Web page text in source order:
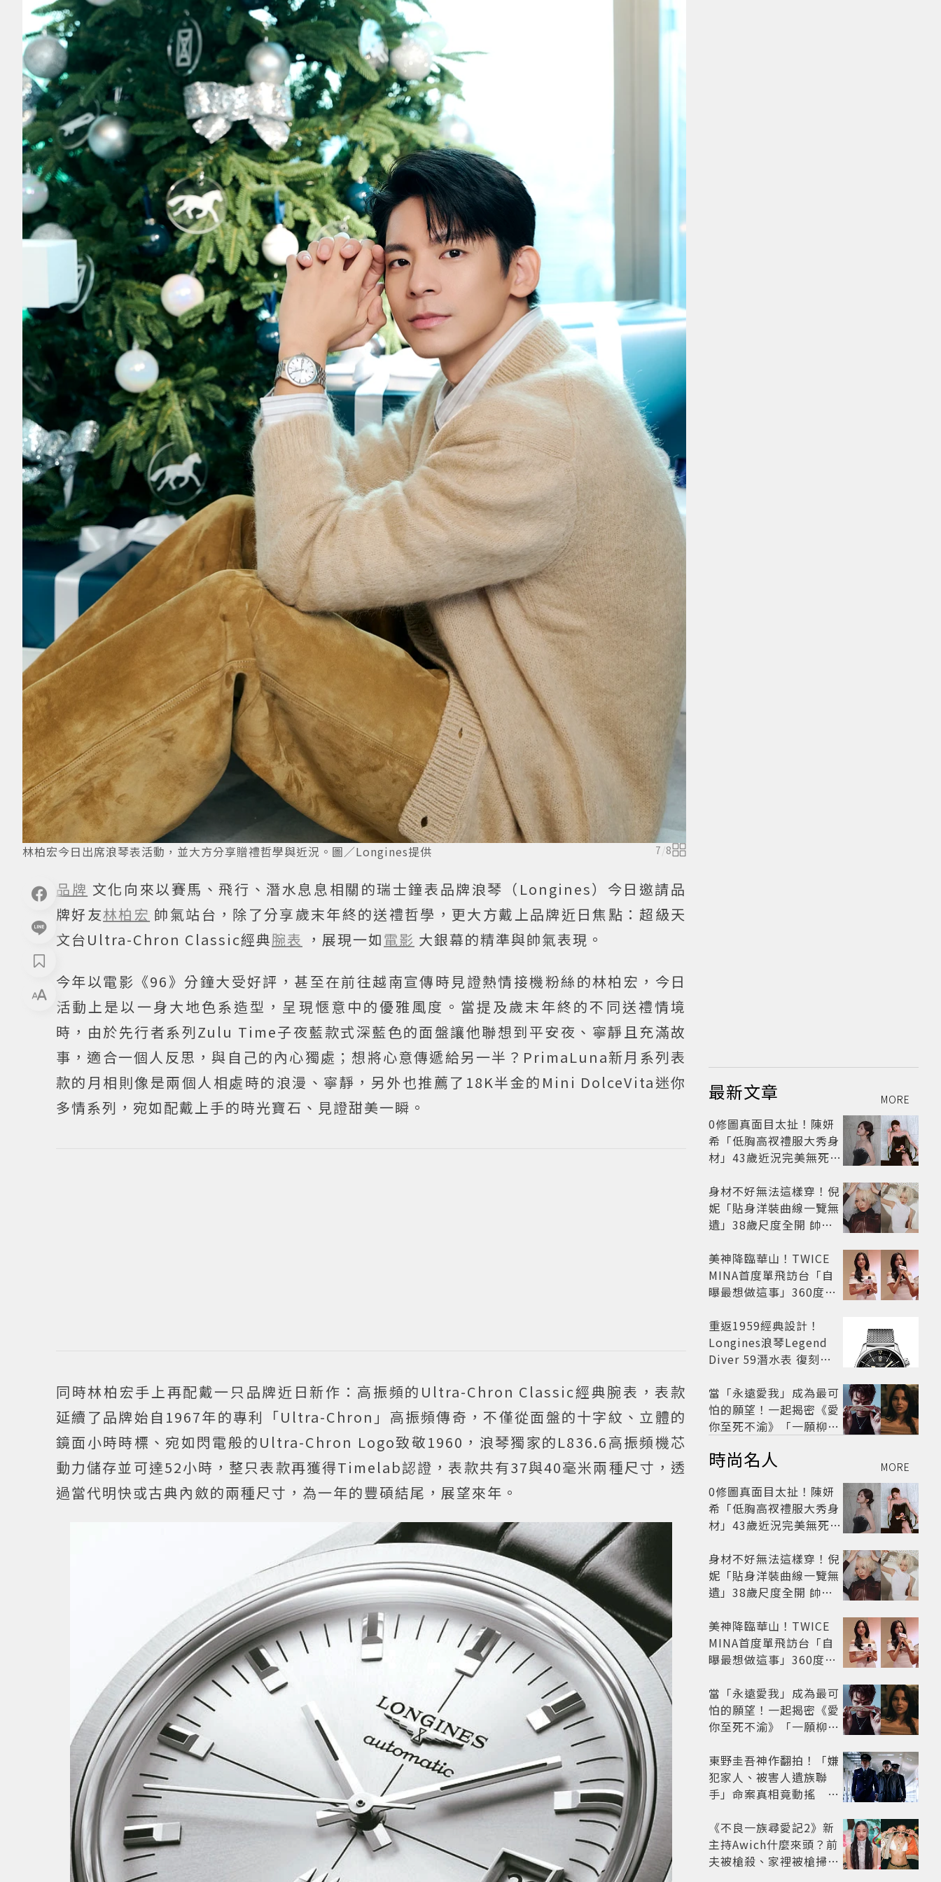
林柏宏今日出席浪琴表活動，並大方分享贈禮哲學與近況。圖／Longines提供 7 /8
品牌 文化向來以賽馬、飛行、潛水息息相關的瑞士鐘表品牌浪琴（Longines）今日邀請品
牌好友林柏宏 帥氣站台，除了分享歲末年終的送禮哲學，更大方戴上品牌近日焦點：超級天
文台Ultra-Chron Classic經典腕表 ，展現一如電影 大銀幕的精準與帥氣表現。
今年以電影《96》分鐘大受好評，甚至在前往越南宣傳時見證熱情接機粉絲的林柏宏，今日
活動上是以一身大地色系造型，呈現愜意中的優雅風度。當提及歲末年終的不同送禮情境
時，由於先行者系列Zulu Time子夜藍款式深藍色的面盤讓他聯想到平安夜、寧靜且充滿故
事，適合一個人反思，與自己的內心獨處；想將心意傳遞給另一半？PrimaLuna新月系列表
款的月相則像是兩個人相處時的浪漫、寧靜，另外也推薦了18K半金的Mini DolceVita迷你
多情系列，宛如配戴上手的時光寶石、見證甜美一瞬。
同時林柏宏手上再配戴一只品牌近日新作：高振頻的Ultra-Chron Classic經典腕表，表款
延續了品牌始自1967年的專利「Ultra-Chron」高振頻傳奇，不僅從面盤的十字紋、立體的
鏡面小時時標、宛如閃電般的Ultra-Chron Logo致敬1960，浪琴獨家的L836.6高振頻機芯
動力儲存並可達52小時，整只表款再獲得Timelab認證，表款共有37與40毫米兩種尺寸，透
過當代明快或古典內斂的兩種尺寸，為一年的豐碩結尾，展望來年。
最新文章 MORE
0修圖真面目太扯！陳妍
希「低胸高衩禮服大秀身
材」43歲近況完美無死角
身材不好無法這樣穿！倪
妮「貼身洋裝曲線一覽無
遺」38歲尺度全開 帥氣
美神降臨華山！TWICE
MINA首度單飛訪台「自
曝最想做這事」360度0
開
重返1959經典設計！
Longines浪琴Legend
Diver 59潛水表 復刻懷
當「永遠愛我」成為最可
怕的願望！一起揭密《愛
你至死不渝》「一願柳」
路
時尚名人 MORE
0修圖真面目太扯！陳妍
希「低胸高衩禮服大秀身
材」43歲近況完美無死角
身材不好無法這樣穿！倪
妮「貼身洋裝曲線一覽無
遺」38歲尺度全開 帥氣
美神降臨華山！TWICE
MINA首度單飛訪台「自
曝最想做這事」360度0
開
當「永遠愛我」成為最可
怕的願望！一起揭密《愛
你至死不渝》「一願柳」
路
東野圭吾神作翻拍！「嫌
犯家人、被害人遺族聯
手」命案真相竟動搖
框架展開
《不良一族尋愛記2》新
主持Awich什麼來頭？前
夫被槍殺、家裡被槍掃射